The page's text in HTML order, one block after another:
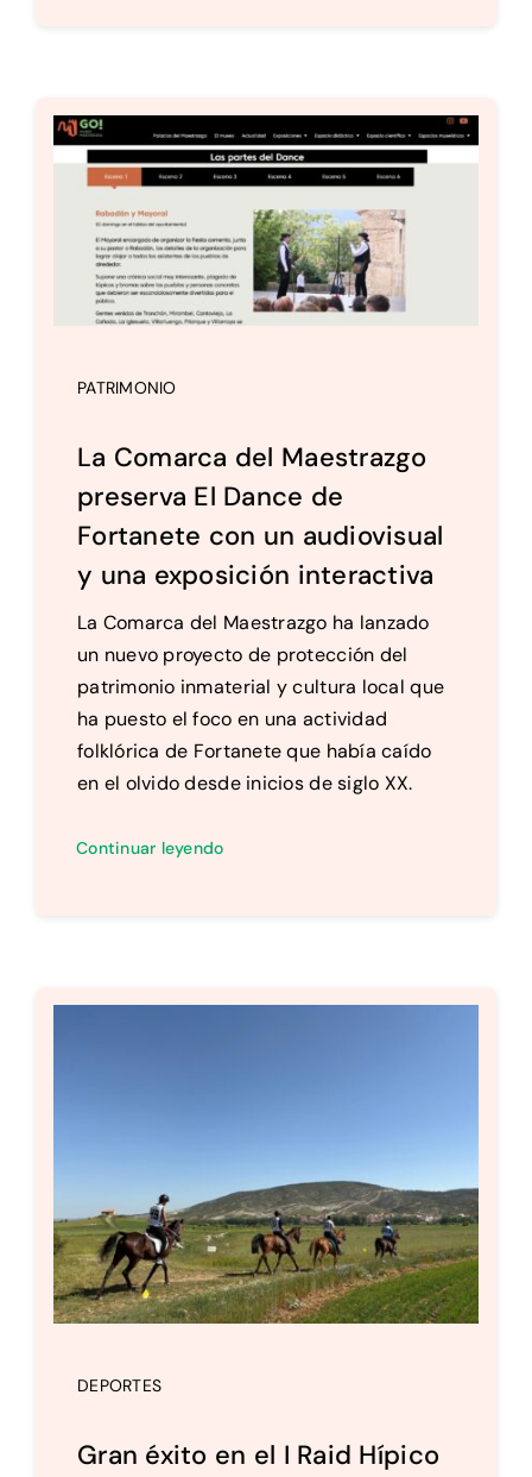
PATRIMONIO
La Comarca del Maestrazgo
preserva El Dance de
Fortanete con un audiovisual
y una exposición interactiva
La Comarca del Maestrazgo ha lanzado
un nuevo proyecto de protección del
patrimonio inmaterial y cultura local que
ha puesto el foco en una actividad
folklórica de Fortanete que había caído
en el olvido desde inicios de siglo XX.
Continuar leyendo
DEPORTES
Gran éxito en el I Raid Hípico